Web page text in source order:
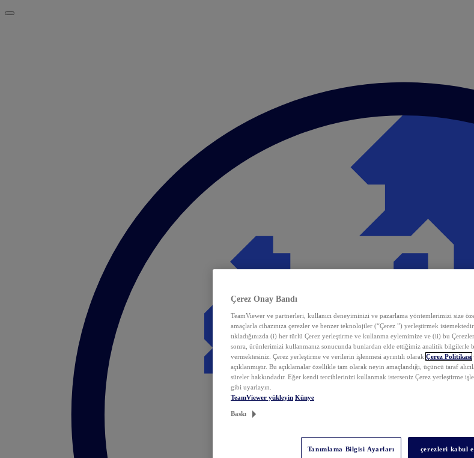
Çerez Onay Bandı
TeamViewer ve partnerleri, kullanıcı deneyiminizi ve pazarlama yöntemlerimizi size
amaçlarla cihazınıza çerezler ve benzer teknolojiler (“Çerez ”) yerleştirmek istemektedir.
tıkladığınızda (i) her türlü Çerez yerleştirme ve kullanma eylemimize ve (ii) bu
sonra, ürünlerimizi kullanmanız sonucunda bunlardan elde ettiğimiz analitik bilgilerle
vermektesiniz. Çerez yerleştirme ve verilerin işlenmesi ayrıntılı olarak Çerez Politikası
açıklanmıştır. Bu açıklamalar özellikle tam olarak neyin amaçlandığı, üçüncü taraf
süreler hakkındadır. Eğer kendi tercihlerinizi kullanmak isterseniz Çerez yerleştirme
gibi uyarlayın.
TeamViewer yükleyin Künye
Baskı
Tanımlama Bilgisi Ayarları çerezleri kabul